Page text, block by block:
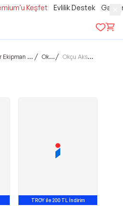
Keşfet Evlilik Destek
& Aksesuar / Okçuluk / Okçu Aksesuarları
TROY ile 200 TL İndirim